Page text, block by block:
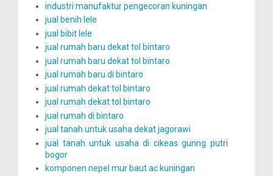
industri manufaktur pengecoran kuningan
jual benih lele
jual bibit lele
jual rumah baru dekat tol bintaro
jual rumah baru dekat tol bintaro
jual rumah baru di bintaro
jual rumah dekat tol bintaro
jual rumah dekat tol bintaro
jual rumah di bintaro
jual tanah untuk usaha dekat jagorawi
jual tanah untuk usaha di cikeas gunng putri
bogor
komponen nepel mur baut ac kuningan